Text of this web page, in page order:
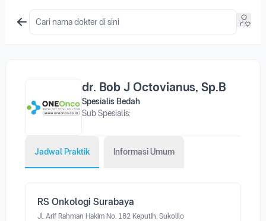
dr. Bob J Octovianus, Sp.B
Spesialis Bedah
Sub Spesialis:
Jadwal Praktik Informasi Umum
RS Onkologi Surabaya
Jl. Arif Rahman Hakim No. 182 Keputih, Sukolilo